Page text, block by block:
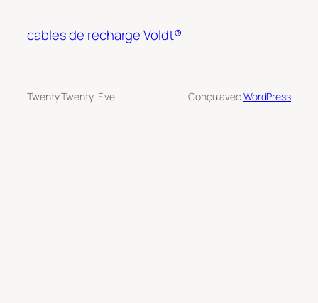
cables de recharge Voldt®
Twenty Twenty-Five Conçu avec WordPress